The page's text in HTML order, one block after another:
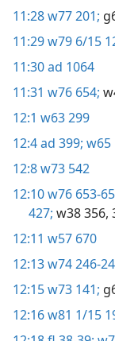
11:28w77 201;
11:29w79 6/15
11:30ad 1064
11:31 w76 654;
12:1 w63 299
12:4ad 399; w65
12:8w73 542
12:10w76 653-
427; w38 356,
12:11 w57 670
12:13w74 246-
12:15w73 141;
12:16w81 1/15